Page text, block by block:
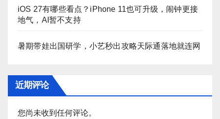
iOS 27有哪些看点？iPhone 11也可升级，闹钟更接
地气，AI暂不支持
暑期带娃出国研学，小艺秒出攻略天际通落地就连网
近期评论
您尚未收到任何评论。